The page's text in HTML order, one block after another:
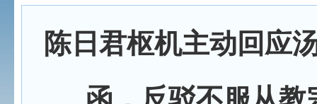
陈日君枢机主动回应